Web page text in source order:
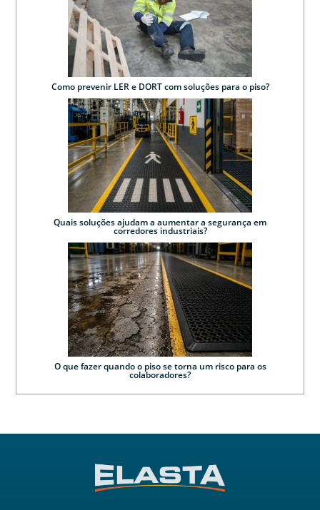
Como prevenir LER e DORT com soluções para o piso?
Quais soluções ajudam a aumentar a segurança em
corredores industriais?
O que fazer quando o piso se torna um risco para os
colaboradores?